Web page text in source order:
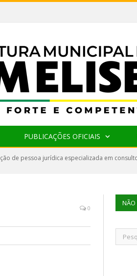
PUBLICAÇÕES OFICIAIS
de pessoa jurídica especializada em
0
NÃO